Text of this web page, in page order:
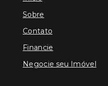
Sobre
Contato
Financie
Negocie seu Imóvel